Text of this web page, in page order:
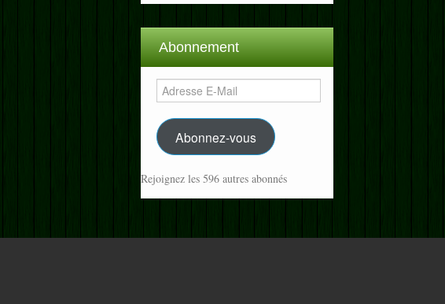
Abonnement
Adresse
E-
Mail
Abonnez-vous
Rejoignez les 596 autres abonnés